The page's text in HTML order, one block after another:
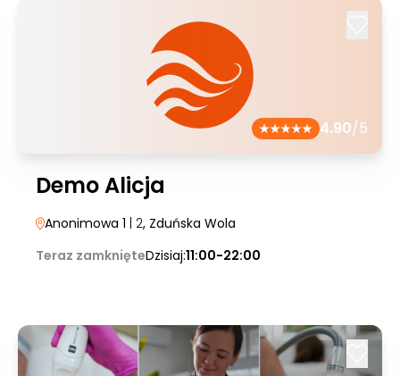
4.90/5
Demo Alicja
Anonimowa 1 | 2, Zduńska Wola
Teraz zamknięteDzisiaj:11:00-22:00